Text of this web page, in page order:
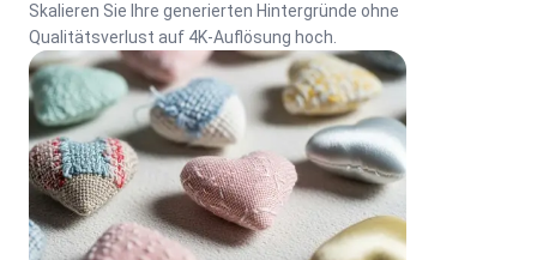
Skalieren Sie Ihre generierten Hintergründe ohne
Qualitätsverlust auf 4K-Auflösung hoch.